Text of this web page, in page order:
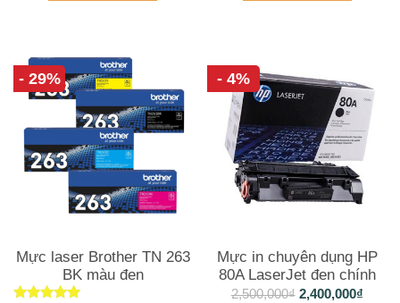
- 29%
Mực laser Brother TN 263
BK màu đen
- 4%
Mực in chuyên dụng HP
80A LaserJet đen chính
hãng (CF280A)
2,500,000₫ 2,400,000₫